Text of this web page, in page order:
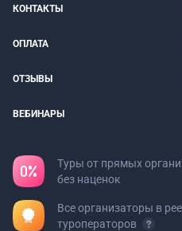
КОНТАКТЫ
ОПЛАТА
ОТЗЫВЫ
ВЕБИНАРЫ
Туры от прямых
без наценок
Все организаторы в
туроператоров